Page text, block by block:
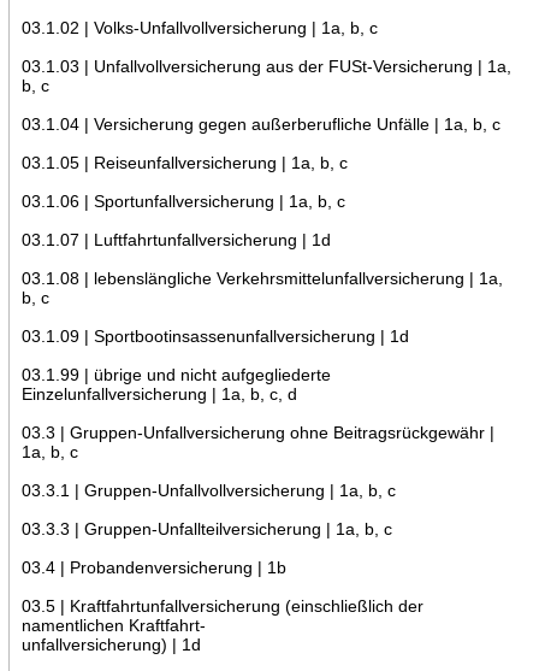
03.1.02 | Volks-Unfallvollversicherung | 1a, b, c
03.1.03 | Unfallvollversicherung aus der FUSt-Versicherung | 1a,
b, c
03.1.04 | Versicherung gegen außerberufliche Unfälle | 1a, b, c
03.1.05 | Reiseunfallversicherung | 1a, b, c
03.1.06 | Sportunfallversicherung | 1a, b, c
03.1.07 | Luftfahrtunfallversicherung | 1d
03.1.08 | lebenslängliche Verkehrsmittelunfallversicherung | 1a,
b, c
03.1.09 | Sportbootinsassenunfallversicherung | 1d
03.1.99 | übrige und nicht aufgegliederte
Einzelunfallversicherung | 1a, b, c, d
03.3 | Gruppen-Unfallversicherung ohne Beitragsrückgewähr |
1a, b, c
03.3.1 | Gruppen-Unfallvollversicherung | 1a, b, c
03.3.3 | Gruppen-Unfallteilversicherung | 1a, b, c
03.4 | Probandenversicherung | 1b
03.5 | Kraftfahrtunfallversicherung (einschließlich der
namentlichen Kraftfahrt-
unfallversicherung) | 1d